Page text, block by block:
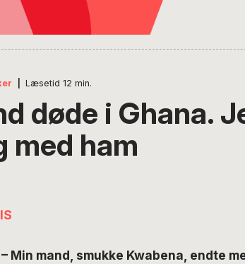
Læsetid 12 min.
døde i Ghana.
med ham
– Min mand, smukke Kwabena, endte